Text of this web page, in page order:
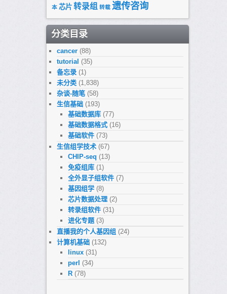
本 芯片 转录组 转载 遗传咨询
分类目录
cancer(88)
tutorial (35)
备忘录(1)
未分类(1,838)
杂谈-随笔(58)
生信基础(193)
基础数据库 (77)
基础数据格式 (16)
基础软件 (73)
生信组学技术(67)
CHIP-seq (13)
免疫组库 (1)
全外显子组软件 (7)
基因组学 (8)
芯片数据处理 (2)
转录组软件 (31)
进化专题 (3)
直播我的个人基因组 (24)
计算机基础(132)
linux (31)
perl (34)
R (78)